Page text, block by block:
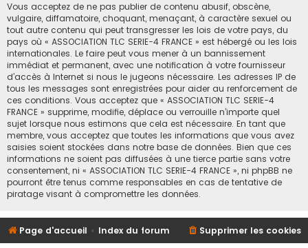
Vous acceptez de ne pas publier de contenu abusif, obscène,
vulgaire, diffamatoire, choquant, menaçant, à caractère sexuel ou
tout autre contenu qui peut transgresser les lois de votre pays, du
pays où « ASSOCIATION TLC SERIE-4 FRANCE » est hébergé ou les lois
internationales. Le faire peut vous mener à un bannissement
immédiat et permanent, avec une notification à votre fournisseur
d’accès à Internet si nous le jugeons nécessaire. Les adresses IP de
tous les messages sont enregistrées pour aider au renforcement de
ces conditions. Vous acceptez que « ASSOCIATION TLC SERIE-4
FRANCE » supprime, modifie, déplace ou verrouille n’importe quel
sujet lorsque nous estimons que cela est nécessaire. En tant que
membre, vous acceptez que toutes les informations que vous avez
saisies soient stockées dans notre base de données. Bien que ces
informations ne soient pas diffusées à une tierce partie sans votre
consentement, ni « ASSOCIATION TLC SERIE-4 FRANCE », ni phpBB ne
pourront être tenus comme responsables en cas de tentative de
piratage visant à compromettre les données.
Page d'accueil Index du forum Supprimer les cookies